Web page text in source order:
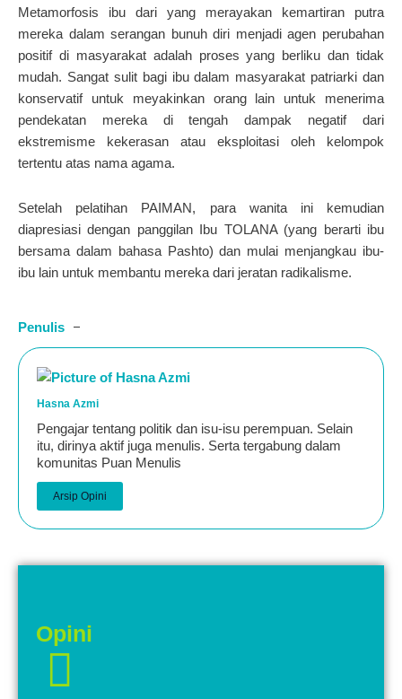
Metamorfosis ibu dari yang merayakan kemartiran putra
mereka dalam serangan bunuh diri menjadi agen perubahan
positif di masyarakat adalah proses yang berliku dan tidak
mudah. Sangat sulit bagi ibu dalam masyarakat patriarki dan
konservatif untuk meyakinkan orang lain untuk menerima
pendekatan mereka di tengah dampak negatif dari
ekstremisme kekerasan atau eksploitasi oleh kelompok
tertentu atas nama agama.
Setelah pelatihan PAIMAN, para wanita ini kemudian
diapresiasi dengan panggilan Ibu TOLANA (yang berarti ibu
bersama dalam bahasa Pashto) dan mulai menjangkau ibu-
ibu lain untuk membantu mereka dari jeratan radikalisme.
Penulis
Hasna Azmi
Pengajar tentang politik dan isu-isu perempuan. Selain
itu, dirinya aktif juga menulis. Serta tergabung dalam
komunitas Puan Menulis
Arsip Opini
Opini